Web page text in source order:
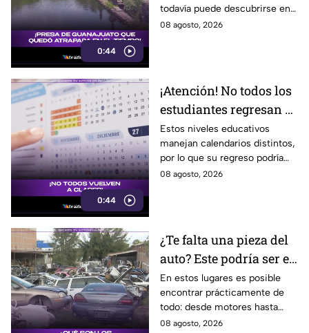
0:44
¿cuál es?
todavía puede descubrirse en
Guanajuato.
08 agosto, 2026
0:44
¡Atención! No todos los
estudiantes regresan a
clases; este es el
calendario escolar
2026-2027; ¿afectará a
Guanajuato?
Estos niveles educativos
manejan calendarios distintos,
por lo que su regreso podría
ser antes o después.
08 agosto, 2026
¿Te falta una pieza del
auto? Este podría ser el
lugar ideal para los
automovilistas
En estos lugares es posible
encontrar prácticamente de
todo: desde motores hasta
transmisores.
08 agosto, 2026